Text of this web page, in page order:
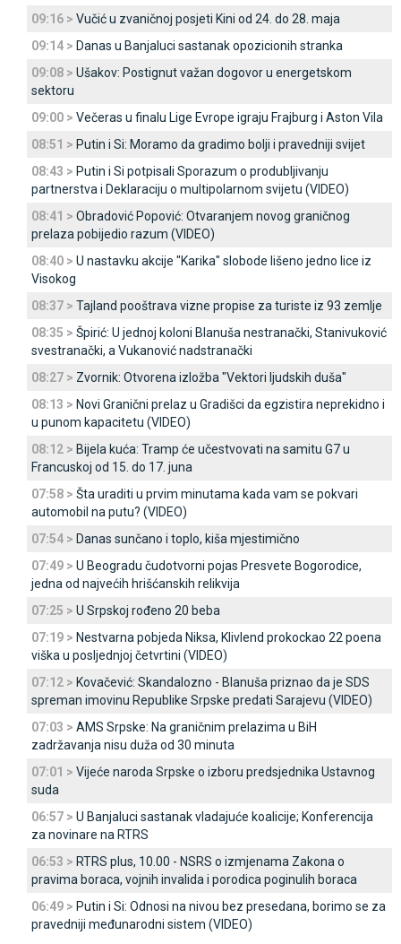
09:16 > Vučić u zvaničnoj posjeti Kini od 24. do 28. maja
09:14 > Danas u Banjaluci sastanak opozicionih stranka
09:08 > Ušakov: Postignut važan dogovor u energetskom
sektoru
09:00 > Večeras u finalu Lige Evrope igraju Frajburg i Aston Vila
08:51 > Putin i Si: Moramo da gradimo bolji i pravedniji svijet
08:43 > Putin i Si potpisali Sporazum o produbljivanju
partnerstva i Deklaraciju o multipolarnom svijetu (VIDEO)
08:41 > Obradović Popović: Otvaranjem novog graničnog
prelaza pobijedio razum (VIDEO)
08:40 > U nastavku akcije "Karika" slobode lišeno jedno lice iz
Visokog
08:37 > Tajland pooštrava vizne propise za turiste iz 93 zemlje
08:35 > Špirić: U jednoj koloni Blanuša nestranački, Stanivuković
svestranački, a Vukanović nadstranački
08:27 > Zvornik: Otvorena izložba "Vektori ljudskih duša"
08:13 > Novi Granični prelaz u Gradišci da egzistira neprekidno i
u punom kapacitetu (VIDEO)
08:12 > Bijela kuća: Tramp će učestvovati na samitu G7 u
Francuskoj od 15. do 17. juna
07:58 > Šta uraditi u prvim minutama kada vam se pokvari
automobil na putu? (VIDEO)
07:54 > Danas sunčano i toplo, kiša mjestimično
07:49 > U Beogradu čudotvorni pojas Presvete Bogorodice,
jedna od najvećih hrišćanskih relikvija
07:25 > U Srpskoj rođeno 20 beba
07:19 > Nestvarna pobjeda Niksa, Klivlend prokockao 22 poena
viška u posljednjoj četvrtini (VIDEO)
07:12 > Kovačević: Skandalozno - Blanuša priznao da je SDS
spreman imovinu Republike Srpske predati Sarajevu (VIDEO)
07:03 > AMS Srpske: Na graničnim prelazima u BiH
zadržavanja nisu duža od 30 minuta
07:01 > Vijeće naroda Srpske o izboru predsjednika Ustavnog
suda
06:57 > U Banjaluci sastanak vladajuće koalicije; Konferencija
za novinare na RTRS
06:53 > RTRS plus, 10.00 - NSRS o izmjenama Zakona o
pravima boraca, vojnih invalida i porodica poginulih boraca
06:49 > Putin i Si: Odnosi na nivou bez presedana, borimo se za
pravedniji međunarodni sistem (VIDEO)